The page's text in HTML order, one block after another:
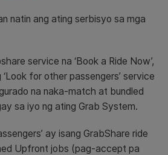
natin ang ating serbisyo sa mga
service na ‘Book a Ride Now’,
for other passengers’ service
na naka-match at bundled
sa iyo ng ating Grab System.
ay isang GrabShare ride
Upfront jobs (pag-accept pa